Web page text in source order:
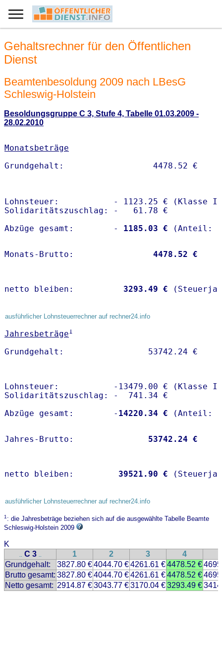
Gehaltsrechner für den Öffentlichen
Dienst
Beamtenbesoldung 2009 nach LBesG
Schleswig-Holstein
Besoldungsgruppe C 3, Stufe 4, Tabelle 01.03.2009 -
28.02.2010
Monatsbeträge
Lohnsteuer:           - 1123.25 € (Klasse I)
Solidaritätszuschlag: -   61.78 €
Abzüge gesamt:        -
1185.03 €
Monats-Brutto: 4478.52 €
netto bleiben: 3293.49 €
ausführlicher Lohnsteuerrechner auf rechner24.info
Jahresbeträge1
Lohnsteuer:           -13479.00 € (Klasse I)
Solidaritätszuschlag: -  741.34 €
Abzüge gesamt:        - 14220.34 €
Jahres-Brutto: 53742.24 €
netto bleiben: 39521.90 €
ausführlicher Lohnsteuerrechner auf rechner24.info
1: die Jahresbeträge beziehen sich auf die ausgewählte Tabelle Beamte
Schleswig-Holstein 2009
K
.. C 3 .. 1 2 3 4
Grundgehalt:
3827.80 €4044.70 €4261.61 €4478.52 €
Brutto gesamt: 3827.80 €4044.70 €4261.61 €4478.52 €
Netto gesamt: 2914.87 €3043.77 €3170.04 €3293.49 €